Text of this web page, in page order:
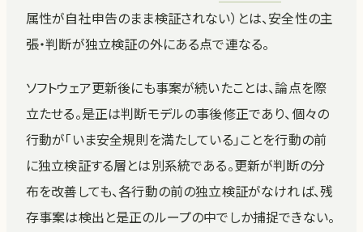
属性が自社申告のまま検証されない）とは、安全性の主
張・判断が独立検証の外にある点で連なる。
ソフトウェア更新後にも事案が続いたことは、論点を際
立たせる。是正は判断モデルの事後修正であり、個々の
行動が「いま安全規則を満たしている」ことを行動の前
に独立検証する層とは別系統である。更新が判断の分
布を改善しても、各行動の前の独立検証がなければ、残
存事案は検出と是正のループの中でしか捕捉できない。